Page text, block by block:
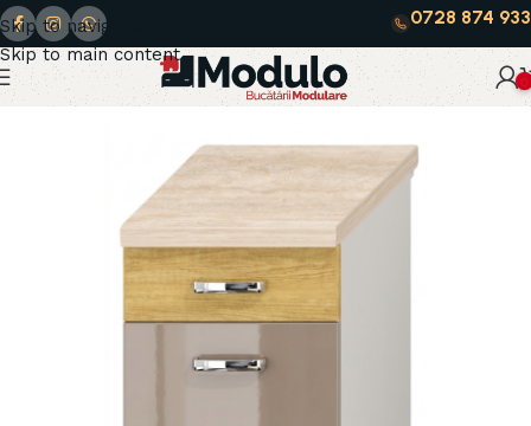
Skip to navigation
Skip to main content
0728 874 933
Prima pagină Milano